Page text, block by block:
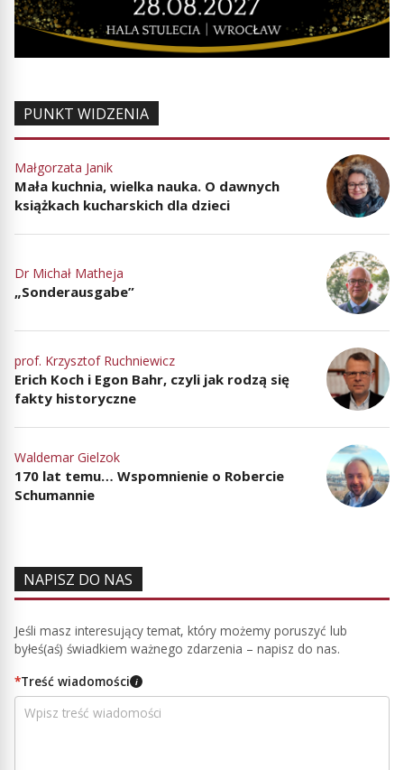
PUNKT WIDZENIA
Małgorzata Janik
Mała kuchnia, wielka nauka. O dawnych
książkach kucharskich dla dzieci
Dr Michał Matheja
„Sonderausgabe”
prof. Krzysztof Ruchniewicz
Erich Koch i Egon Bahr, czyli jak rodzą się
fakty historyczne
Waldemar Gielzok
170 lat temu… Wspomnienie o Robercie
Schumannie
NAPISZ DO NAS
Jeśli masz interesujący temat, który możemy poruszyć lub
byłeś(aś) świadkiem ważnego zdarzenia – napisz do nas.
*Treść wiadomości i